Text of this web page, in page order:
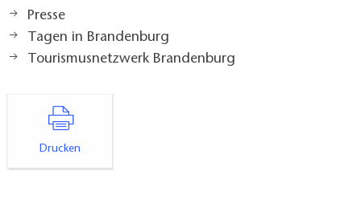
Presse
Tagen in Brandenburg
Tourismusnetzwerk Brandenburg
Drucken